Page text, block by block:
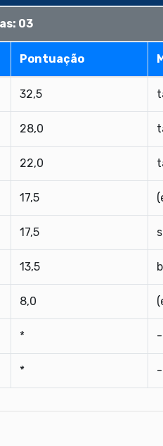
03
Pontuação
32,5
28,0
22,0
17,5
17,5
13,5
8,0
* -
* -